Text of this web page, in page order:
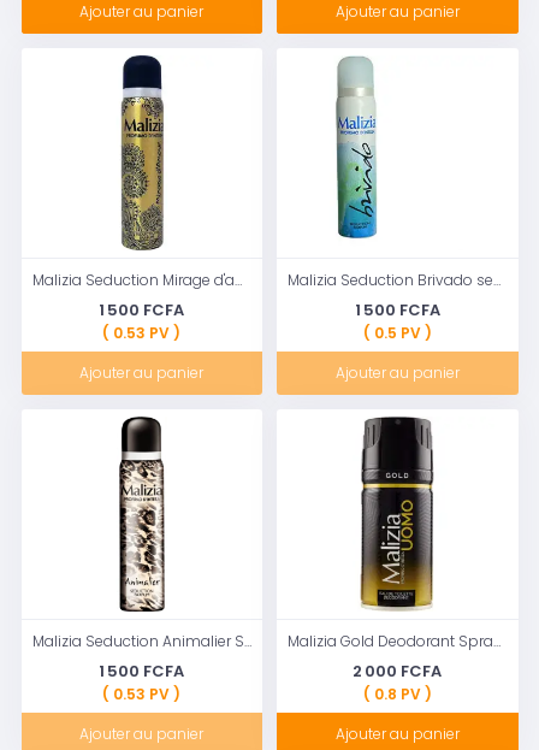
Ajouter au panier Ajouter au panier
Malizia Seduction Mirage d'amour senteur intense Parfum Déodorant Pour femme 100 ml
1 500 FCFA
( 0.53 PV )
Ajouter au panier
Malizia Seduction Brivado senteur intense Parfum Déodorant Pour femme 100 ml
1 500 FCFA
( 0.5 PV )
Ajouter au panier
Malizia Seduction Animalier Senteur intense Parfum Déodorant Pour femme 100 ml
1 500 FCFA
( 0.53 PV )
Ajouter au panier
Malizia Gold Deodorant Spray for Men, 150 ml
2 000 FCFA
( 0.8 PV )
Ajouter au panier